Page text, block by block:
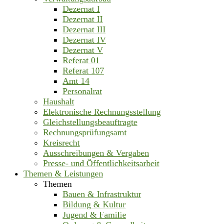
Dezernat I
Dezernat II
Dezernat III
Dezernat IV
Dezernat V
Referat 01
Referat 107
Amt 14
Personalrat
Haushalt
Elektronische Rechnungsstellung
Gleichstellungsbeauftragte
Rechnungsprüfungsamt
Kreisrecht
Ausschreibungen & Vergaben
Presse- und Öffentlichkeitsarbeit
Themen & Leistungen
Themen
Bauen & Infrastruktur
Bildung & Kultur
Jugend & Familie